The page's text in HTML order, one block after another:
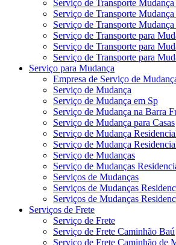
Serviço de Transporte Mudança
Serviço de Transporte Mudança
Serviço de Transporte
Serviço de Transporte para
Serviço de Transporte para
Serviço de Transporte para
Serviço para Mudança
Empresa de Serviço de
Serviço de Mudança
Serviço de Mudança em Sp
Serviço de Mudança na Barra
Serviço de Mudança para Casas
Serviço de Mudança
Serviço de Mudança
Serviço de Mudanças
Serviço de Mudanças
Serviços de Mudanças
Serviços de Mudanças
Serviços de Mudanças
Serviços de Frete
Serviço de Frete
Serviço de Frete Caminhão Baú
Serviço de Frete Caminhão de